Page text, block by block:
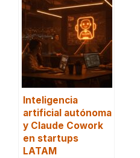
Inteligencia
artificial autónoma
y Claude Cowork
en startups
LATAM